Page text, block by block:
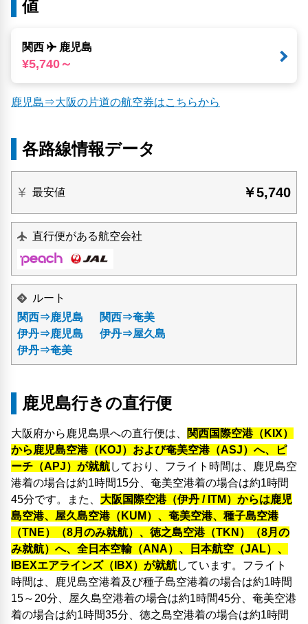
値
関西 鹿児島
¥5,740～
鹿児島⇒大阪の片道の航空券はこちらから
各路線情報データ
最安値 ￥5,740
直行便がある航空会社
ルート
関西⇒鹿児島
関西⇒奄美
伊丹⇒鹿児島
伊丹⇒屋久島
伊丹⇒奄美
鹿児島行きの直行便
大阪府から鹿児島県への直行便は、
関西国際空港（KIX）
から鹿児島空港（KOJ）および奄美空港（ASJ）へ、ピ
ーチ（APJ）が就航しており、フライト時間は、鹿児島空
港着の場合は約1時間15分、奄美空港着の場合は約1時間
45分です。また、 大阪国際空港（伊丹 / ITM）からは鹿児
島空港、屋久島空港（KUM）、奄美空港、種子島空港
（TNE）（8月のみ就航）、徳之島空港（TKN）（8月の
み就航）へ、全日本空輸（ANA）、日本航空（JAL）、
IBEXエアラインズ（IBX）が就航しています。フライト
時間は、鹿児島空港着及び種子島空港着の場合は約1時間
15～20分、屋久島空港着の場合は約1時間45分、奄美空港
着の場合は約1時間35分、徳之島空港着の場合は約1時間